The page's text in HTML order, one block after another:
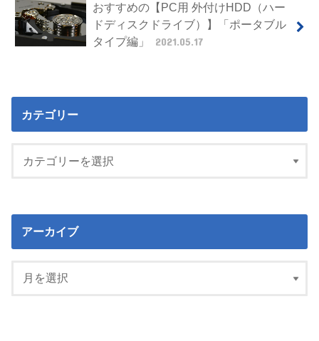
おすすめの【PC用 外付けHDD（ハー
ドディスクドライブ）】「ポータブル
タイプ編」
2021.05.17
カテゴリー
アーカイブ